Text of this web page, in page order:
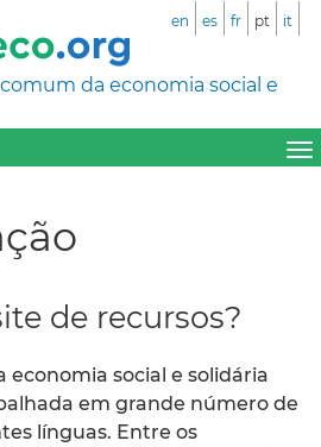
da economia social e
en es fr pt it
de recursos?
economia social e solidária
em grande número de
línguas. Entre os